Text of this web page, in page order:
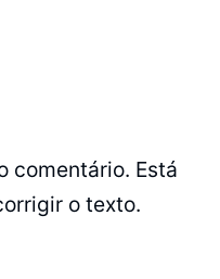
comentário. Está
o texto.